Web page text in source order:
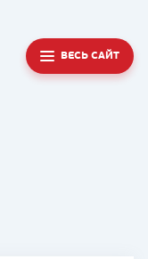
ВЕСЬ САЙТ